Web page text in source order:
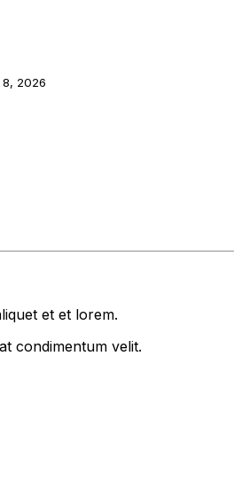
8, 2026
et et lorem.
condimentum velit.